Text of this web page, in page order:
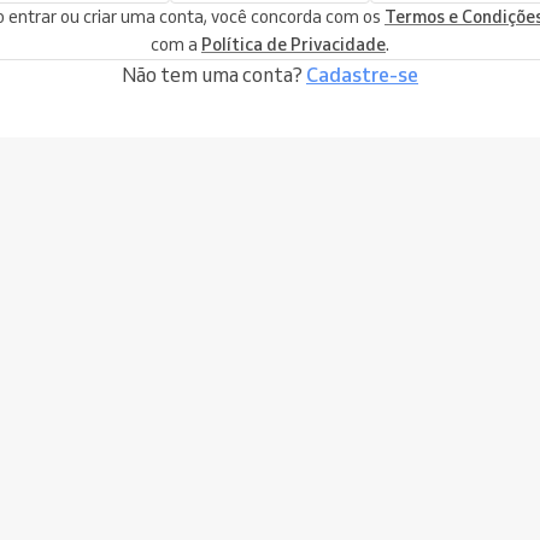
entrar ou criar uma conta, você concorda com os Termos e
com a Política de Privacidade.
Não tem uma conta? Cadastre-se